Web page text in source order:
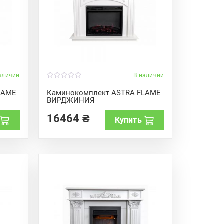
В наличии
Каминокомплект ASTRA FLAME
ВИРДЖИНИЯ
o
u
t
f16464 ₴ Купить